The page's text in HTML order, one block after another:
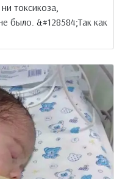
токсикоза,
было. &#128584;Так как